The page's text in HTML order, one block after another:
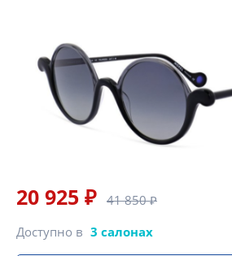
20 925 ₽ 41 850 ₽
Доступно в 3 салонах